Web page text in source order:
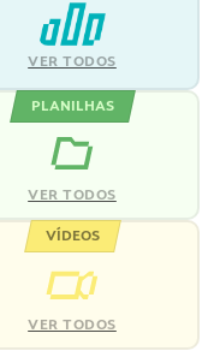
VER TODOS
PLANILHAS
VER TODOS
VÍDEOS
VER TODOS